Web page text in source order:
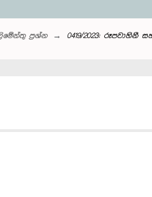
ප්‍රශ්න 0419/2023: රූපවාහිනී